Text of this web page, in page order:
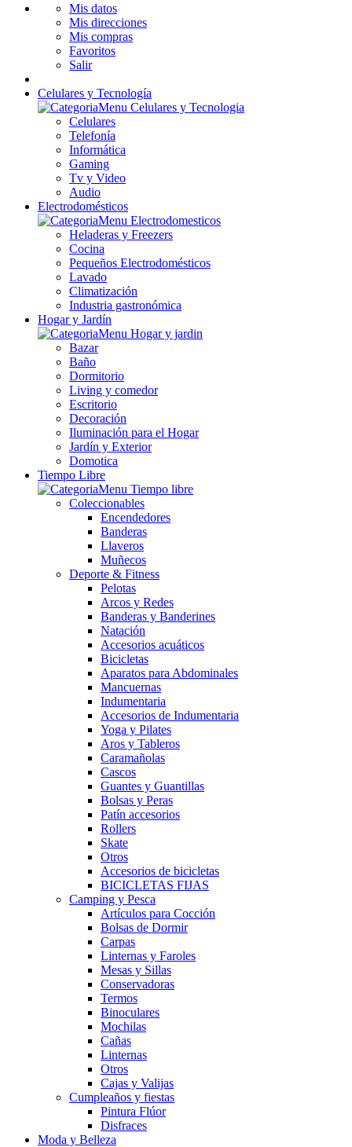
Mis datos
Mis direcciones
Mis compras
Favoritos
Salir
Celulares y Tecnología
Celulares
Telefonía
Informática
Gaming
Tv y Video
Audio
Electrodomésticos
Heladeras y Freezers
Cocina
Pequeños Electrodomésticos
Lavado
Climatización
Industria gastronómica
Hogar y Jardín
Bazar
Baño
Dormitorio
Living y comedor
Escritorio
Decoración
Iluminación para el Hogar
Jardín y Exterior
Domotica
Tiempo Libre
Coleccionables
Encendedores
Banderas
Llaveros
Muñecos
Deporte & Fitness
Pelotas
Arcos y Redes
Banderas y Banderines
Natación
Accesorios acuáticos
Bicicletas
Aparatos para Abdominales
Mancuernas
Indumentaria
Accesorios de Indumentaria
Yoga y Pilates
Aros y Tableros
Caramañolas
Cascos
Guantes y Guantillas
Bolsas y Peras
Patín accesorios
Rollers
Skate
Otros
Accesorios de bicicletas
BICICLETAS FIJAS
Camping y Pesca
Artículos para Cocción
Bolsas de Dormir
Carpas
Linternas y Faroles
Mesas y Sillas
Conservadoras
Termos
Binoculares
Mochilas
Cañas
Linternas
Otros
Cajas y Valijas
Cumpleaños y fiestas
Pintura Flúor
Disfraces
Moda y Belleza